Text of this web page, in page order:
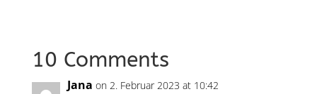
10 Comments
Jana on 2. Februar 2023 at 10:42